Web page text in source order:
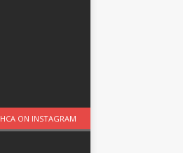
HCA ON INSTAGRAM